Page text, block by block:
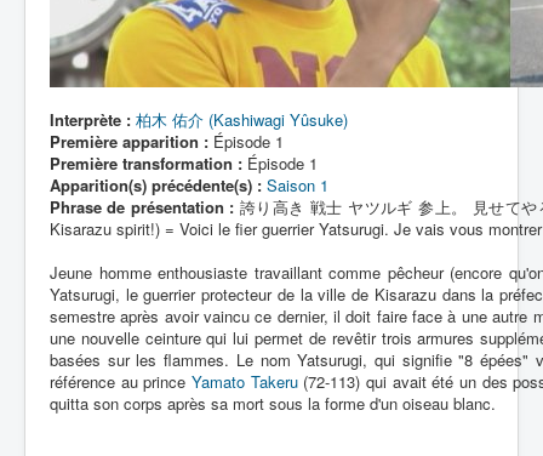
Interprète : 柏木 佑介 (Kashiwagi Yûsuke)
Première apparition : Épisode 1
Première transformation : Épisode 1
Apparition(s) précédente(s) : Saison 1
Phrase de présentation : 誇り高き 戦士 ヤツルギ 参上。 見せて
Kisarazu spirit!) = Voici le fier guerrier Yatsurugi. Je vais vous
Jeune homme enthousiaste travaillant comme pêcheur (encore
Yatsurugi, le guerrier protecteur de la ville de Kisarazu dans la
semestre après avoir vaincu ce dernier, il doit faire face à une autre
une nouvelle ceinture qui lui permet de revêtir trois armures
basées sur les flammes. Le nom Yatsurugi, qui signifie "8 épées"
référence au prince Yamato Takeru(72-113) qui avait été un des
quitta son corps après sa mort sous la forme d'un oiseau blanc.